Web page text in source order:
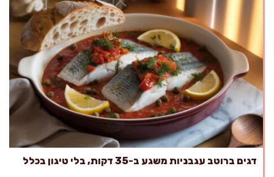
דגים ברוטב עגבניות משגע ב-35 דקות, בלי טיגון בכלל